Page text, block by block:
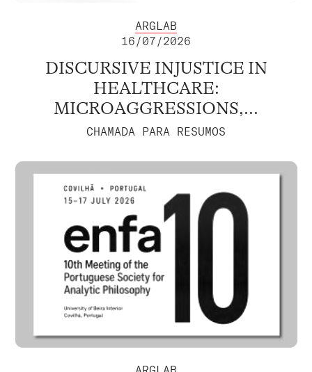
ARGLAB
16/07/2026
DISCURSIVE INJUSTICE IN
HEALTHCARE:
MICROAGGRESSIONS,...
CHAMADA PARA RESUMOS